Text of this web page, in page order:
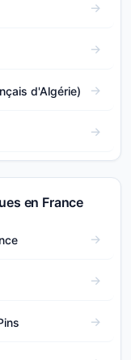
d'Algérie)
en France